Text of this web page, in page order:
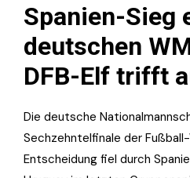
Spanien-Sieg
deutschen
DFB-Elf trifft
Die deutsche
Sechzehntelfinale der Fußball-
Entscheidung fiel durch